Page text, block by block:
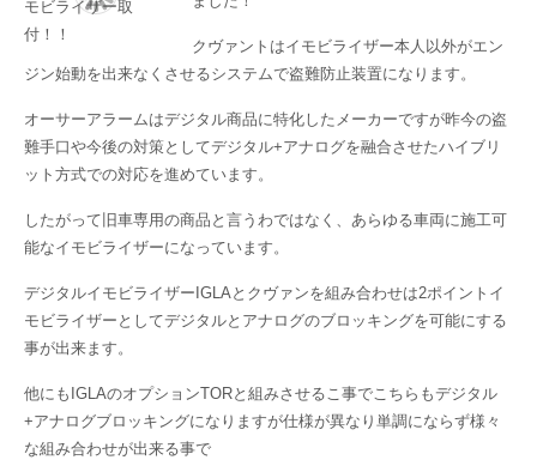
クヴァントはイモビライザー本人以外がエン
ジン始動を出来なくさせるシステムで盗難防止装置になります。
オーサーアラームはデジタル商品に特化したメーカーですが昨今の盗
難手口や今後の対策としてデジタル+アナログを融合させたハイブリ
ット方式での対応を進めています。
したがって旧車専用の商品と言うわではなく、あらゆる車両に施工可
能なイモビライザーになっています。
デジタルイモビライザーIGLAとクヴァンを組み合わせは2ポイントイ
モビライザーとしてデジタルとアナログのブロッキングを可能にする
事が出来ます。
他にもIGLAのオプションTORと組みさせるこ事でこちらもデジタル
+アナログブロッキングになりますが仕様が異なり単調にならず様々
な組み合わせが出来る事で